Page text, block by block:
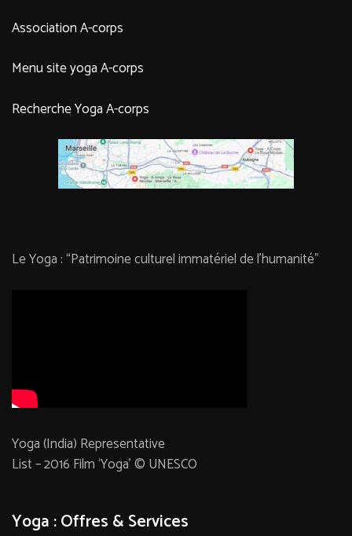
Association A-corps
Menu site yoga A-corps
Recherche Yoga A-corps
Le Yoga : “Patrimoine culturel immatériel de l’humanité”
Yoga (India) Representative
List – 2016 Film ‘Yoga’ © UNESCO
Yoga : Offres & Services